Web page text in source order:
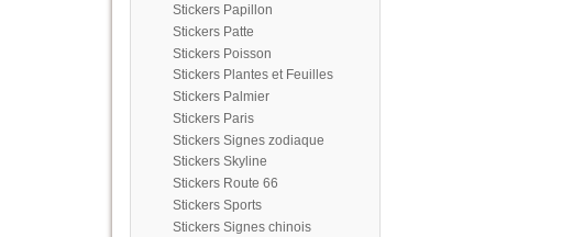
Stickers Papillon
Stickers Patte
Stickers Poisson
Stickers Plantes et Feuilles
Stickers Palmier
Stickers Paris
Stickers Signes zodiaque
Stickers Skyline
Stickers Route 66
Stickers Sports
Stickers Signes chinois